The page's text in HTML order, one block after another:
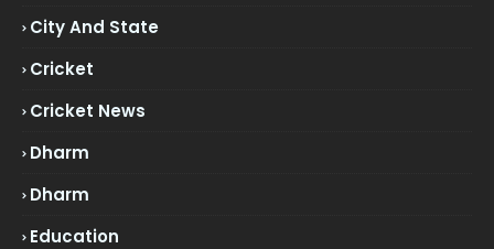
City And State
Cricket
Cricket News
Dharm
Dharm
Education